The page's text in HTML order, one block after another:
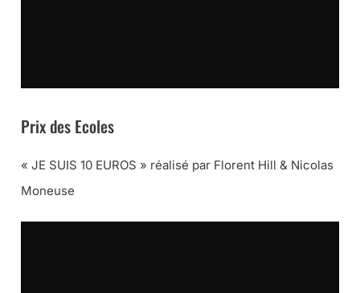
Prix des Ecoles
« JE SUIS 10 EUROS » réalisé par Florent Hill & Nicolas
Moneuse